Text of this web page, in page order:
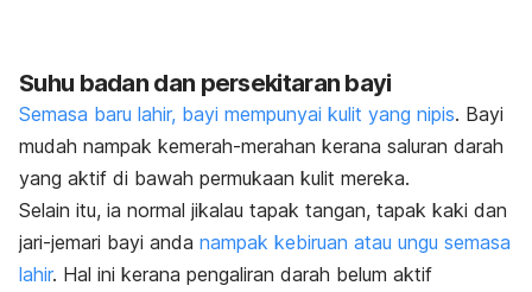
Suhu badan dan persekitaran bayi
Semasa baru lahir, bayi mempunyai kulit yang nipis. Bayi
mudah nampak kemerah-merahan kerana saluran darah
yang aktif di bawah permukaan kulit mereka.
Selain itu, ia normal jikalau tapak tangan, tapak kaki dan
jari-jemari bayi anda nampak kebiruan atau ungu semasa
lahir. Hal ini kerana pengaliran darah belum aktif